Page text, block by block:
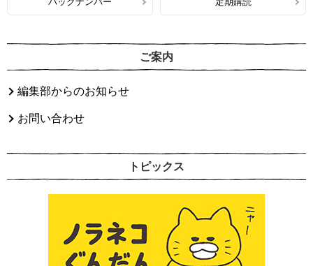
ご案内
編集部からのお知らせ
お問い合わせ
トピックス